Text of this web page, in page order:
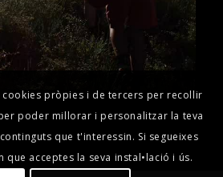
pròpies i de tercers per recollir
poder millorar i personalitzar la teva
que t'interessin. Si segueixes
que acceptes la seva instal•lació i ús.